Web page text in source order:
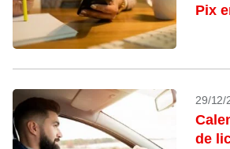
Pix
29/12/
de